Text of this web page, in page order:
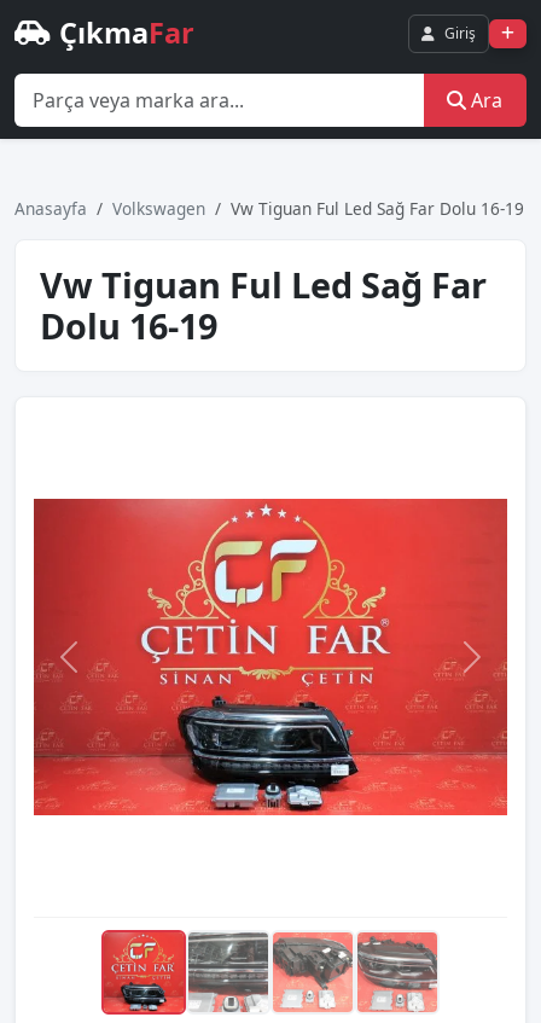
ÇıkmaFar Giriş
Ara
Anasayfa Volkswagen Vw Tiguan Ful Led Sağ Far Dolu 16-19
Vw Tiguan Ful Led Sağ Far
Dolu 16-19